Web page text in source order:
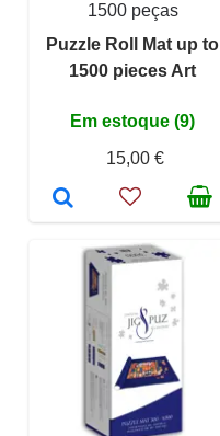
1500 peças
Puzzle Roll Mat up to
1500 pieces Art
Em estoque (9)
15,00 €